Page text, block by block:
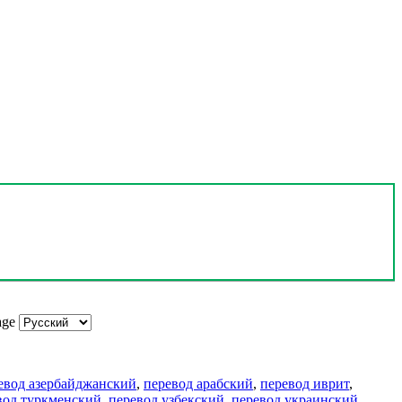
азербайджанский, перевод арабский, перевод иврит,